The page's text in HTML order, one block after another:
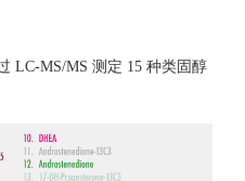
LC-MS/MS 测定 15 种类固醇